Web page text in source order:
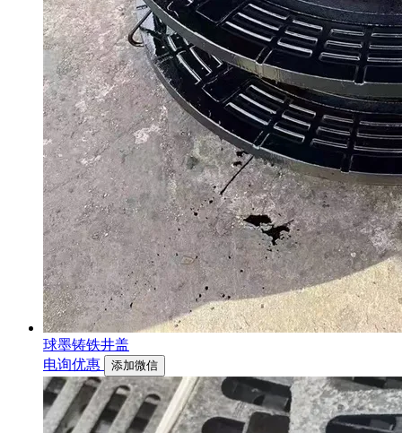
球墨铸铁井盖
电询优惠
添加微信